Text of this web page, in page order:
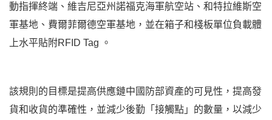
動指揮終端、維吉尼亞州諾福克海軍航空站、和特拉維斯空
軍基地、費爾菲爾德空軍基地，並在箱子和棧板單位負載體
上水平貼附RFID Tag 。
該規則的目標是提高供應鏈中國防部資產的可見性，提高發
貨和收貨的準確性，並減少後勤「接觸點」的數量，以減少